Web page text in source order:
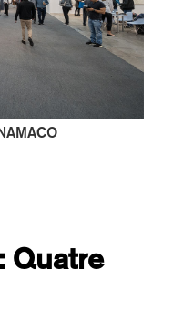
Quatre